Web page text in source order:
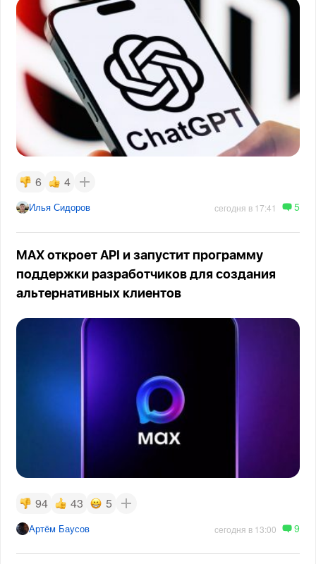
6 4
Илья Сидоров сегодня в 17:41 5
MAX откроет API и запустит программу
поддержки разработчиков для создания
альтернативных клиентов
94 43 5
Артём Баусов сегодня в 13:00 9